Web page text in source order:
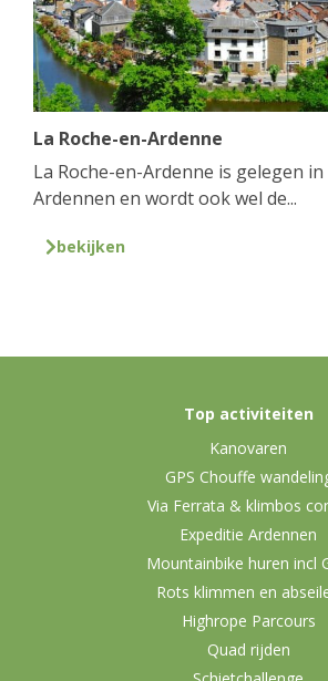
La Roche-en-Ardenne
La Roche-en-Ardenne is gelegen
Ardennen en wordt ook wel de...
bekijken
Top activiteiten
Kanovaren
GPS Chouffe
Via Ferrata & klimbos
Expeditie Ardennen
Mountainbike huren incl
Rots klimmen en
Highrope Parcours
Quad rijden